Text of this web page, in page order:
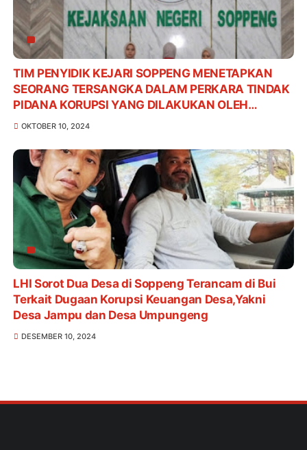
TIM PENYIDIK KEJARI SOPPENG MENETAPKAN
SEORANG TERSANGKA DALAM PERKARA TINDAK
PIDANA KORUPSI YANG DILAKUKAN OLEH
KARYAWAN SALAH SATU BANK PLAT MERAH DI
OKTOBER 10, 2024
LHI Sorot Dua Desa di Soppeng Terancam di Bui
Terkait Dugaan Korupsi Keuangan Desa,Yakni
Desa Jampu dan Desa Umpungeng
DESEMBER 10, 2024